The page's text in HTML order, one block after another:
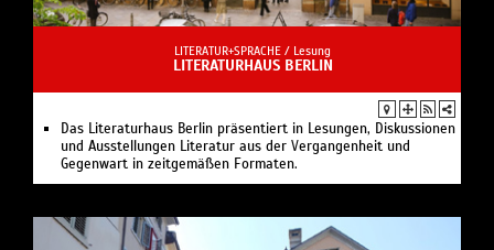
LITERATUR+SPRACHE / Lesung
LITERATURHAUS BERLIN
Das Literaturhaus Berlin präsentiert in Lesungen, Diskussionen
und Ausstellungen Literatur aus der Vergangenheit und
Gegenwart in zeitgemäßen Formaten.